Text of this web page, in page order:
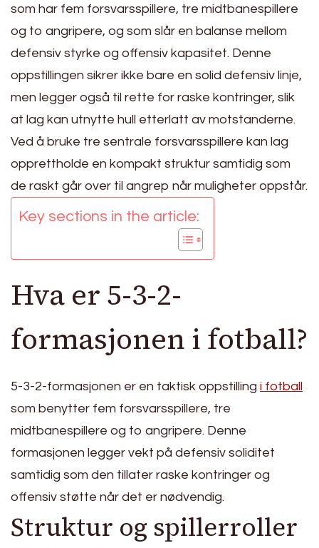
som har fem forsvarsspillere, tre midtbanespillere
og to angripere, og som slår en balanse mellom
defensiv styrke og offensiv kapasitet. Denne
oppstillingen sikrer ikke bare en solid defensiv linje,
men legger også til rette for raske kontringer, slik
at lag kan utnytte hull etterlatt av motstanderne.
Ved å bruke tre sentrale forsvarsspillere kan lag
opprettholde en kompakt struktur samtidig som
de raskt går over til angrep når muligheter oppstår.
Key sections in the article:
Hva er 5-3-2-
formasjonen i fotball?
5-3-2-formasjonen er en taktisk oppstilling i fotball
som benytter fem forsvarsspillere, tre
midtbanespillere og to angripere. Denne
formasjonen legger vekt på defensiv soliditet
samtidig som den tillater raske kontringer og
offensiv støtte når det er nødvendig.
Struktur og spillerroller